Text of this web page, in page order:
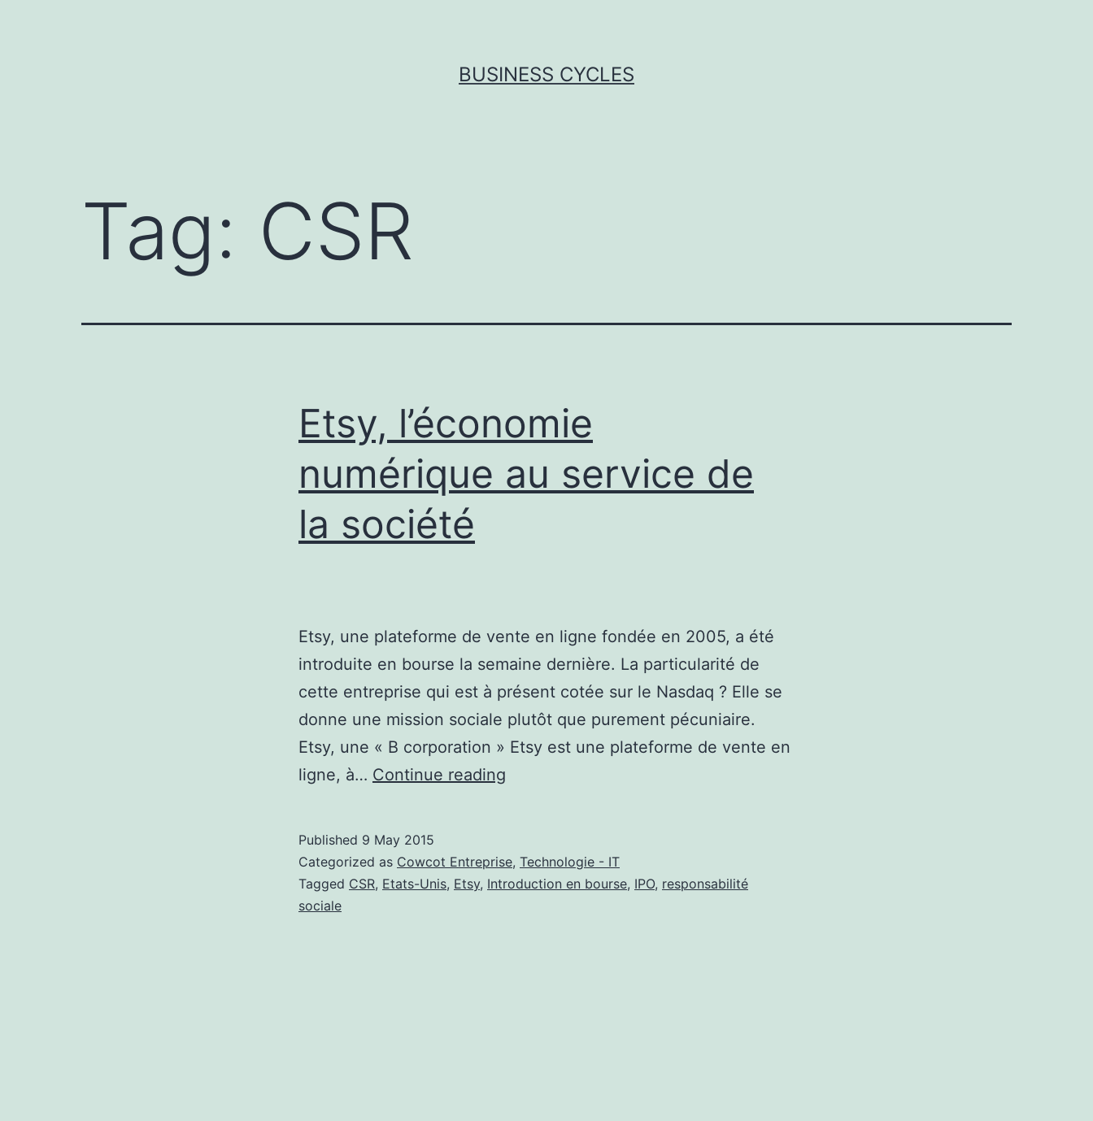
BUSINESS CYCLES
Tag: CSR
Etsy, l’économie
numérique au service de
la société
Etsy, une plateforme de vente en ligne fondée en 2005, a été
introduite en bourse la semaine dernière. La particularité de
cette entreprise qui est à présent cotée sur le Nasdaq ? Elle se
donne une mission sociale plutôt que purement pécuniaire.
Etsy, une « B corporation » Etsy est une plateforme de vente en
ligne, à… Continue reading
au
service
Published 9 May 2015
Categorized as Cowcot Entreprise, Technologie - IT
Tagged CSR, Etats-Unis, Etsy, Introduction en bourse, IPO, responsabilité
sociale